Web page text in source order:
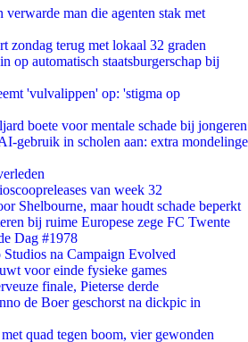
man die agenten stak met
zondag terug met lokaal 32 graden
op automatisch staatsburgerschap bij
'vulvalippen' op: 'stigma op
boete voor mentale schade bij jongeren
gebruik in scholen aan: extra mondelinge
van week 32
Shelbourne, maar houdt schade beperkt
bij ruime Europese zege FC Twente
Dag #1978
na Campaign Evolved
voor einde fysieke games
finale, Pieterse derde
de Boer geschorst na dickpic in
quad tegen boom, vier gewonden